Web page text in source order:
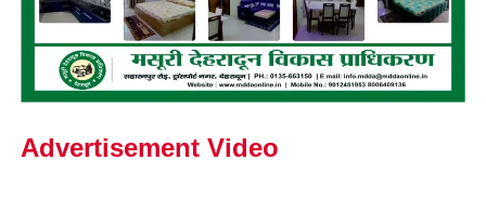
Advertisement Video